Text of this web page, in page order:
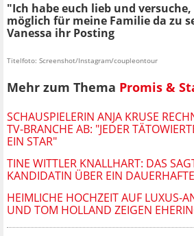
"Ich habe euch lieb und
möglich für meine Familie da zu
Vanessa ihr Posting
Titelfoto: Screenshot/Instagram/coupleontour
Mehr zum Thema Promis &
SCHAUSPIELERIN ANJA KRUSE
TV-BRANCHE AB: "JEDER
EIN STAR"
TINE WITTLER KNALLHART: DAS
KANDIDATIN ÜBER EIN
HEIMLICHE HOCHZEIT AUF LUXUS-
UND TOM HOLLAND ZEIGEN